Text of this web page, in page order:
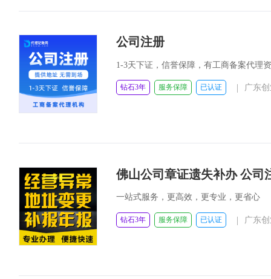
公司注册
1-3天下证，信誉保障，有工商备案代理
钻石3年 服务保障 已认证 广东
佛山公司章证遗失补办 公司
一站式服务，更高效，更专业，更省心
钻石3年 服务保障 已认证 | 广东